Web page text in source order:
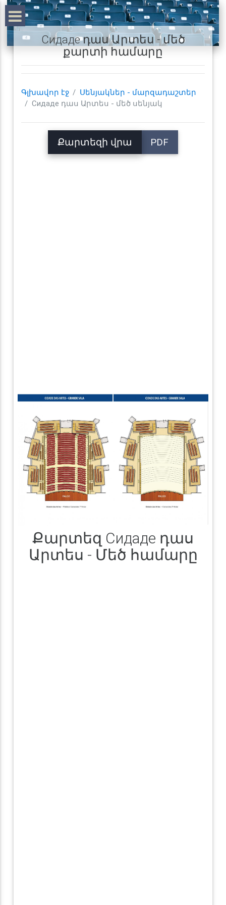
Сидаде դաս Արտես - մեծ
քարտի համարը
Գլխավոր էջ
Սենյակներ - մարզադաշտեր
Сидаде դաս Արտես - մեծ սենյակ
Քարտեզի վրա PDF
Քարտեզ Сидаде դաս
Արտես - Մեծ համարը